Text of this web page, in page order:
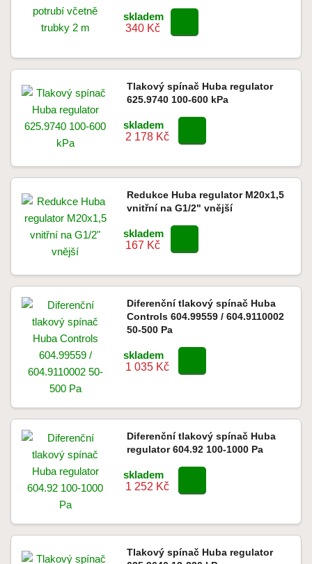
skladem
340 Kč
Tlakový spínač Huba regulator
625.9740 100-600 kPa
skladem
2 178 Kč
Redukce Huba regulator M20x1,5
vnitřní na G1/2" vnější
skladem
167 Kč
Diferenční tlakový spínač Huba
Controls 604.99559 / 604.9110002
50-500 Pa
skladem
1 035 Kč
Diferenční tlakový spínač Huba
regulator 604.92 100-1000 Pa
skladem
1 252 Kč
Tlakový spínač Huba regulator